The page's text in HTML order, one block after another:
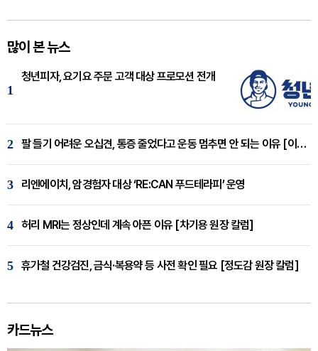
많이 본 뉴스
1
청년피자, 요기요 주문 고객 대상 프로모션 전개
2 팔 들기 어려운 오십견, 통증 줄었다고 운동 멈추면 안 되는 이유 [이병욱 원장 칼럼]
3 리엔에이치, 암경험자 대상 ‘RE:CAN 푸드테라피’ 운영
4 허리 MRI는 정상인데 계속 아픈 이유 [차기용 원장 칼럼]
5 휴가철 건강검진, 금식·복용약 등 사전 확인 필요 [정도감 원장 칼럼]
카드뉴스